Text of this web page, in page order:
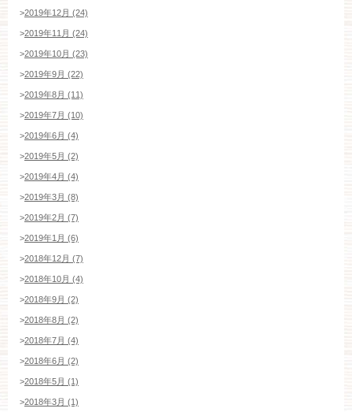
>2019年12月 (24)
>2019年11月 (24)
>2019年10月 (23)
>2019年9月 (22)
>2019年8月 (11)
>2019年7月 (10)
>2019年6月 (4)
>2019年5月 (2)
>2019年4月 (4)
>2019年3月 (8)
>2019年2月 (7)
>2019年1月 (6)
>2018年12月 (7)
>2018年10月 (4)
>2018年9月 (2)
>2018年8月 (2)
>2018年7月 (4)
>2018年6月 (2)
>2018年5月 (1)
>2018年3月 (1)